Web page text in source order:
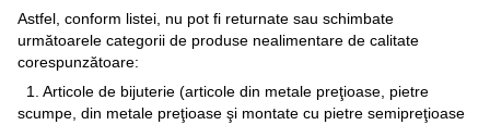
Astfel, conform listei, nu pot fi returnate sau schimbate
următoarele categorii de produse nealimentare de calitate
corespunzătoare:
1. Articole de bijuterie (articole din metale preţioase, pietre
scumpe, din metale preţioase şi montate cu pietre semipreţioase